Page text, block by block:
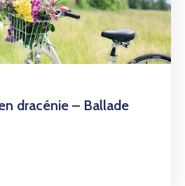
dracénie – Ballade